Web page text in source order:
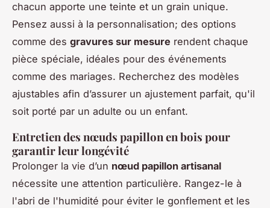
chacun apporte une teinte et un grain unique.
Pensez aussi à la personnalisation; des options
comme des gravures sur mesure rendent chaque
pièce spéciale, idéales pour des événements
comme des mariages. Recherchez des modèles
ajustables afin d’assurer un ajustement parfait, qu'il
soit porté par un adulte ou un enfant.
Entretien des nœuds papillon en bois pour
garantir leur longévité
Prolonger la vie d’un nœud papillon artisanal
nécessite une attention particulière. Rangez-le à
l'abri de l'humidité pour éviter le gonflement et les